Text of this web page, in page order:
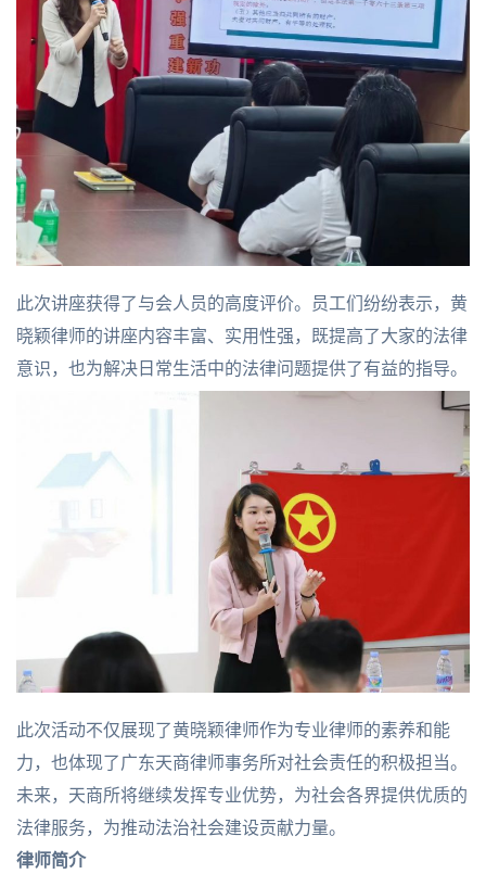
此次讲座获得了与会人员的高度评价。员工们纷纷表示，黄
晓颖律师的讲座内容丰富、实用性强，既提高了大家的法律
意识，也为解决日常生活中的法律问题提供了有益的指导。
此次活动不仅展现了黄晓颖律师作为专业律师的素养和能
力，也体现了广东天商律师事务所对社会责任的积极担当。
未来，天商所将继续发挥专业优势，为社会各界提供优质的
法律服务，为推动法治社会建设贡献力量。
律师简介